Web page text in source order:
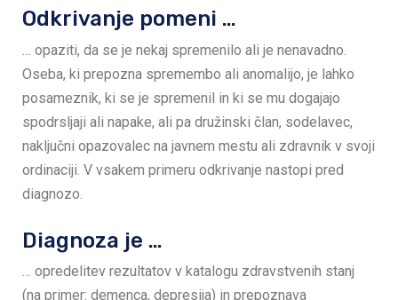
Odkrivanje pomeni …
… opaziti, da se je nekaj spremenilo ali je nenavadno.
Oseba, ki prepozna spremembo ali anomalijo, je lahko
posameznik, ki se je spremenil in ki se mu dogajajo
spodrsljaji ali napake, ali pa družinski član, sodelavec,
naključni opazovalec na javnem mestu ali zdravnik v svoji
ordinaciji. V vsakem primeru odkrivanje nastopi pred
diagnozo.
Diagnoza je …
… opredelitev rezultatov v katalogu zdravstvenih stanj
(na primer: demenca, depresija) in prepoznava